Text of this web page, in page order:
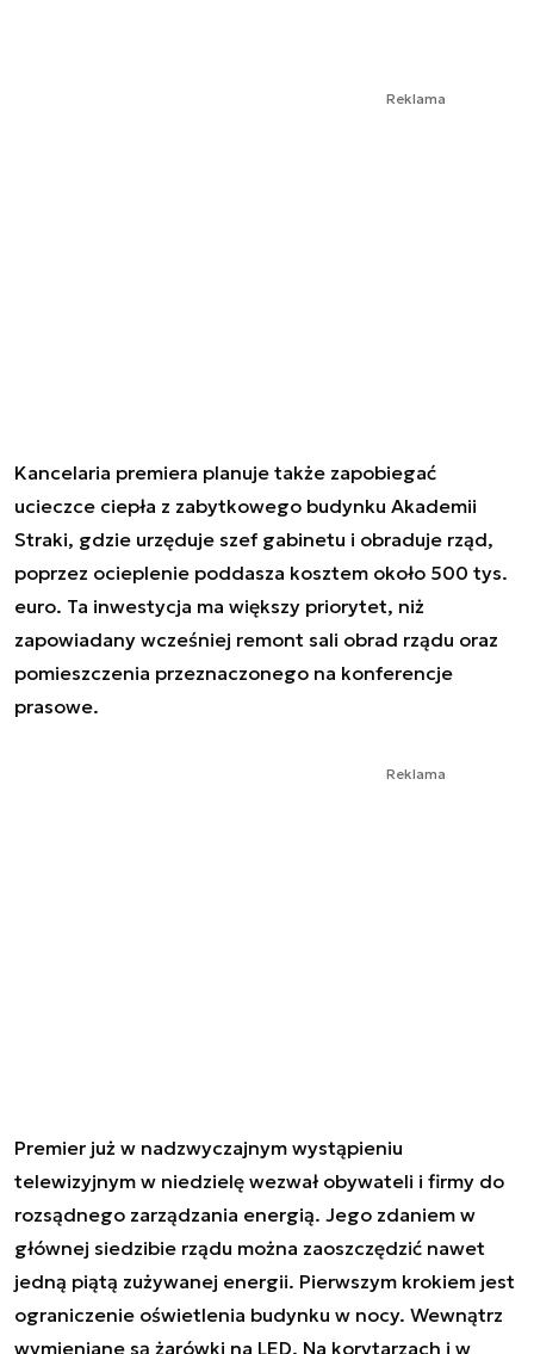
Reklama
Kancelaria premiera planuje także zapobiegać
ucieczce ciepła z zabytkowego budynku Akademii
Straki, gdzie urzęduje szef gabinetu i obraduje rząd,
poprzez ocieplenie poddasza kosztem około 500 tys.
euro. Ta inwestycja ma większy priorytet, niż
zapowiadany wcześniej remont sali obrad rządu oraz
pomieszczenia przeznaczonego na konferencje
prasowe.
Reklama
Premier już w nadzwyczajnym wystąpieniu
telewizyjnym w niedzielę wezwał obywateli i firmy do
rozsądnego zarządzania energią. Jego zdaniem w
głównej siedzibie rządu można zaoszczędzić nawet
jedną piątą zużywanej energii. Pierwszym krokiem jest
ograniczenie oświetlenia budynku w nocy. Wewnątrz
wymieniane są żarówki na LED. Na korytarzach i w